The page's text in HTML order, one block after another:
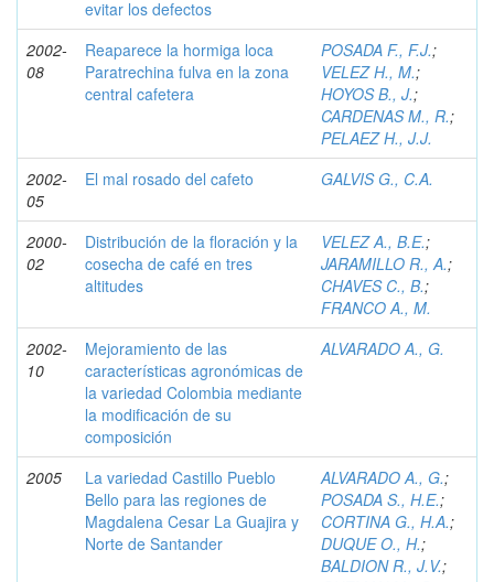
evitar los defectos
2002-
08
Reaparece la hormiga loca
Paratrechina fulva en la zona
central cafetera
POSADA F., F.J.;
VELEZ H., M.;
HOYOS B., J.;
CARDENAS M., R.;
PELAEZ H., J.J.
2002-
05
El mal rosado del cafeto GALVIS G., C.A.
2000-
02
Distribución de la floración y la
cosecha de café en tres
altitudes
VELEZ A., B.E.;
JARAMILLO R., A.;
CHAVES C., B.;
FRANCO A., M.
2002-
10
Mejoramiento de las
características agronómicas de
la variedad Colombia mediante
la modificación de su
composición
ALVARADO A., G.
2005
La variedad Castillo Pueblo
Bello para las regiones de
Magdalena Cesar La Guajira y
Norte de Santander
ALVARADO A., G.;
POSADA S., H.E.;
CORTINA G., H.A.;
DUQUE O., H.;
BALDION R., J.V.;